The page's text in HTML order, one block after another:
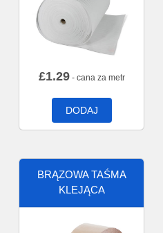
£1.29- cana za metr
DODAJ
BRĄZOWA TAŚMA
KLEJĄCA